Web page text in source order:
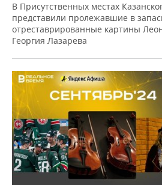
В Присутственных местах
представили пролежавшие в
отреставрированные картины
Георгия Лазарева